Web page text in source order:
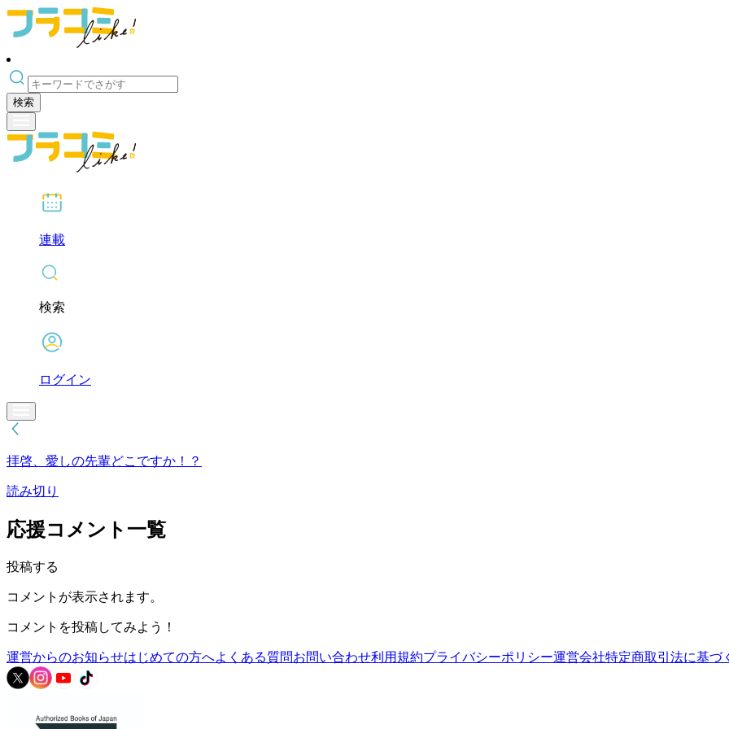
検索
連載
検索
ログイン
拝啓、愛しの先輩どこですか！？
読み切り
応援コメント一覧
投稿する
コメントが表示されます。
コメントを投稿してみよう！
運営からのお知らせはじめての方へよくある質問お問い合わせ利用規約プライバシーポリシー運営会社特定商取引法に基づ